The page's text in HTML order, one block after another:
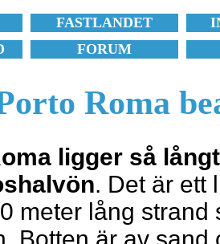
FASTLANDET
FORUM
Roma
ligger så
. Det är ett
meter lång